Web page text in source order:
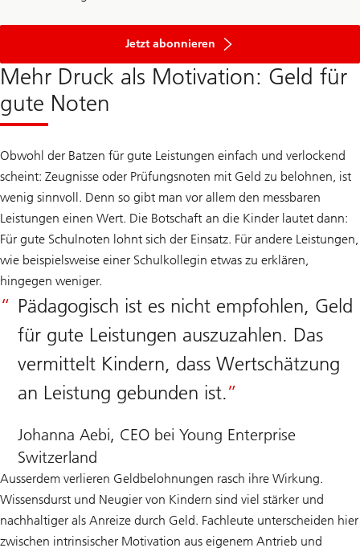
Jetzt abonnieren
Mehr Druck als Motivation: Geld für
gute Noten
Obwohl der Batzen für gute Leistungen einfach und verlockend
scheint: Zeugnisse oder Prüfungsnoten mit Geld zu belohnen, ist
wenig sinnvoll. Denn so gibt man vor allem den messbaren
Leistungen einen Wert. Die Botschaft an die Kinder lautet dann:
Für gute Schulnoten lohnt sich der Einsatz. Für andere Leistungen,
wie beispielsweise einer Schulkollegin etwas zu erklären,
hingegen weniger.
Pädagogisch ist es nicht empfohlen, Geld
für gute Leistungen auszuzahlen. Das
vermittelt Kindern, dass Wertschätzung
an Leistung gebunden ist.
Johanna Aebi, CEO bei Young Enterprise
Switzerland
Ausserdem verlieren Geldbelohnungen rasch ihre Wirkung.
Wissensdurst und Neugier von Kindern sind viel stärker und
nachhaltiger als Anreize durch Geld. Fachleute unterscheiden hier
zwischen intrinsischer Motivation aus eigenem Antrieb und